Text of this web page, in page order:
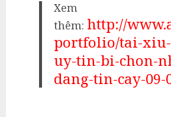
Xem
thêm: http://
portfolio/tai-
uy-tin-bi-chon-
dang-tin-cay-09-